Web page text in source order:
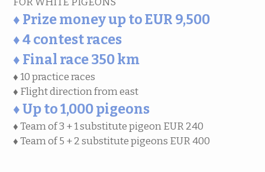
♦ Prize money up to EUR 9,500
♦ 4 contest races
♦ Final race 350 km
♦ 10 practice races
♦ Flight direction from east
♦ Up to 1,000 pigeons
♦ Team of 3 + 1 substitute pigeon EUR 240
♦ Team of 5 + 2 substitute pigeons EUR 400